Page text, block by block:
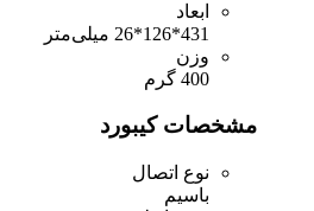
ابعاد
431*126*26 میلی‌متر
وزن
400 گرم
مشخصات کیبورد
نوع اتصال
باسیم